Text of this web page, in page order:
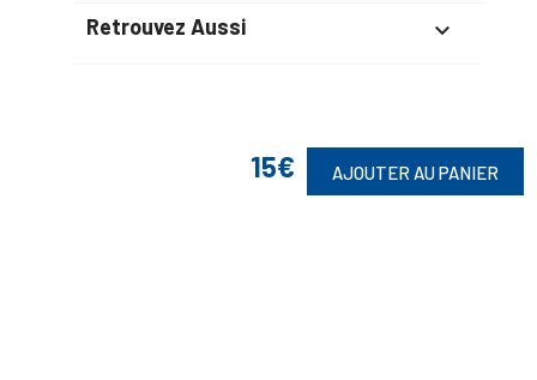
15€ AJOUTER AU PANIER
Retrouvez Aussi 
Suivez-Nous